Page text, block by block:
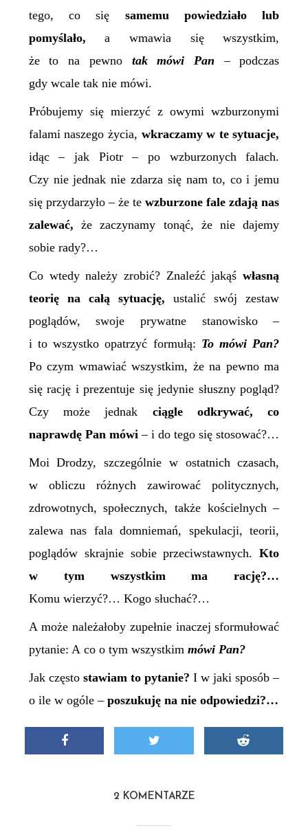
tego, co się samemu powiedziało lub
pomyślało, a wmawia się wszystkim,
że to na pewno tak mówi Pan – podczas
gdy wcale tak nie mówi.
Próbujemy się mierzyć z owymi wzburzonymi
falami naszego życia, wkraczamy w te sytuacje,
idąc – jak Piotr – po wzburzonych falach.
Czy nie jednak nie zdarza się nam to, co i jemu
się przydarzyło – że tewzburzone fale zdają nas
zalewać, że zaczynamy tonąć, że nie dajemy
sobie rady?…
Co wtedy należy zrobić? Znaleźć jakąśwłasną
teorię na całąsytuację, ustalić swój zestaw
poglądów, swoje prywatne stanowisko –
i to wszystko opatrzyć formułą: To mówi Pan?
Po czym wmawiać wszystkim, że na pewno ma
się rację i prezentuje się jedynie słuszny pogląd?
Czy może jednak ciągle odkrywać, co
naprawdę Pan mówi– i do tego się stosować?…
Moi Drodzy, szczególnie w ostatnich czasach,
w obliczu różnych zawirować politycznych,
zdrowotnych, społecznych, także kościelnych –
zalewa nas fala domniemań, spekulacji, teorii,
poglądów skrajnie sobie przeciwstawnych.Kto
w tym wszystkim ma rację?…
Komu wierzyć?… Kogo słuchać?…
A może należałoby zupełnie inaczej sformułować
pytanie: A co o tym wszystkim mówi Pan?
Jak częstostawiam to pytanie?I w jaki sposób –
o ile w ogóle – poszukuję na nie odpowiedzi?…
2 KOMENTARZE